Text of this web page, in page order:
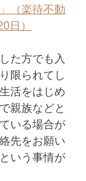
（楽待不動
日）
た方でも入
限られてし
活をはじめ
親族などと
いる場合が
先をお願い
いう事情が